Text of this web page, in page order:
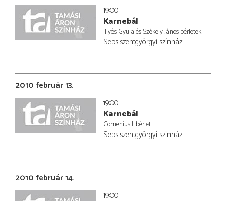
19:00
Karnebál
Illyés Gyula és Székely János bérletek
Sepsiszentgyörgyi színház
2010 február 13.
19:00
Karnebál
Comenius I. bérlet
Sepsiszentgyörgyi színház
2010 február 14.
19:00